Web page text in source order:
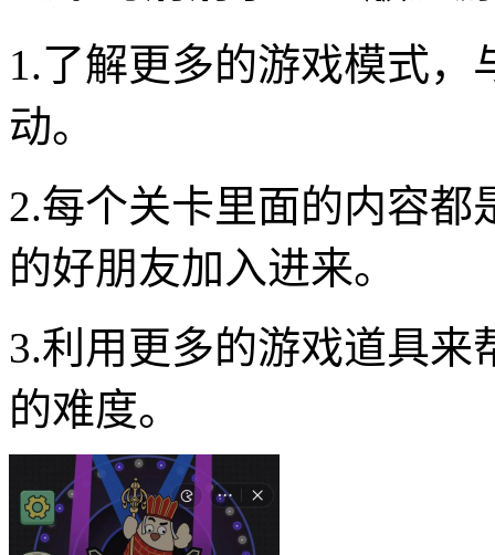
1.了解更多的游戏模式
动。
2.每个关卡里面的内容
的好朋友加入进来。
3.利用更多的游戏道具
的难度。